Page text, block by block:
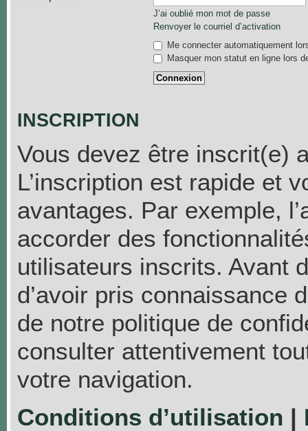
J’ai oublié mon mot de passe
Renvoyer le courriel d’activation
Me connecter automatiquement
Masquer mon statut en ligne lors
INSCRIPTION
Vous devez être inscrit(e)
L’inscription est rapide et
avantages. Par exemple,
accorder des
utilisateurs inscrits. Avant
d’avoir pris connaissance
de notre politique de
consulter attentivement
votre navigation.
Conditions d’utilisation |